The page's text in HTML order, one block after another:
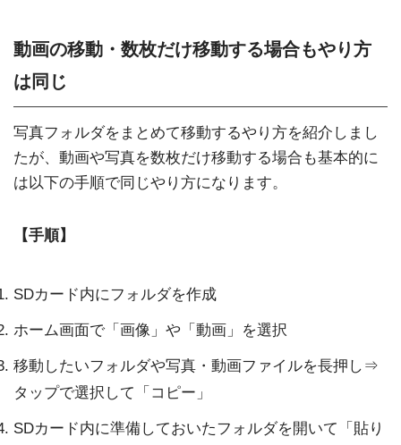
動画の移動・数枚だけ移動する場合もやり方
は同じ
写真フォルダをまとめて移動するやり方を紹介しまし
たが、動画や写真を数枚だけ移動する場合も基本的に
は以下の手順で同じやり方になります。
【手順】
SDカード内にフォルダを作成
ホーム画面で「画像」や「動画」を選択
移動したいフォルダや写真・動画ファイルを長押し⇒
タップで選択して「コピー」
SDカード内に準備しておいたフォルダを開いて「貼り